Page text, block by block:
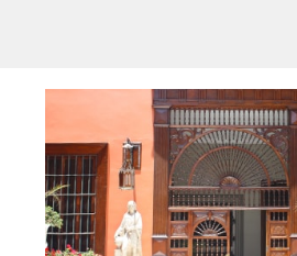
- Salidas: Diarias
- Ruta: 2 noches Lima, 3
noche Valle Sagrado, 1 noche
- Categoría hotelera: A elegir
- Régimen: 7 desayunos y 2